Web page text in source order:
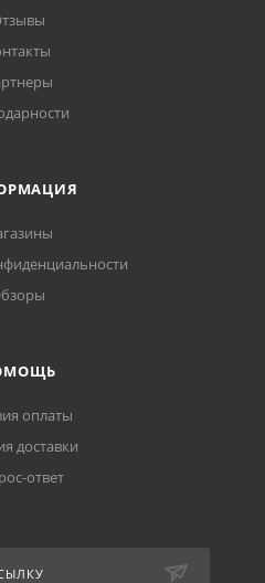
оплаты
доставки
ответ